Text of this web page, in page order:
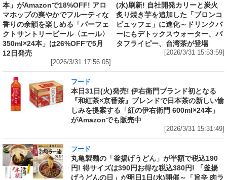
本」がAmazonで18%OFF! アロ
マホップの爽やかでフルーティな
香りの余韻を楽しめる「パーフェ
クトサントリービール〈エール〉
350ml×24本」は26%OFFで5月
12日発売
[2026/3/31 17:56:05]
(水)刷新! 自社開発カリーと炭火
炙り焼き芋を追加した「ブロンコ
ビュッフェ」に進化～ドリンクバ
ーにもデトックスウォーター、バ
タフライピー、台湾茶が登場
[2026/3/31 15:53:59]
フード
本日31日(火)発売! 伊右衛門ブランド初となる
『和紅茶×京番茶』ブレンドで日本茶の新しい愉
しみを提案する「紅の伊右衛門 600ml×24本」
がAmazonでも販売中
[2026/3/31 15:31:49]
フード
丸亀製麺の「釜揚げうどん」が半額で税込190
円! 得サイズは390円お得な税込380円! 「釜揚
げうどんの日」が明日1日(水)開催～「旨辛 肉ラ